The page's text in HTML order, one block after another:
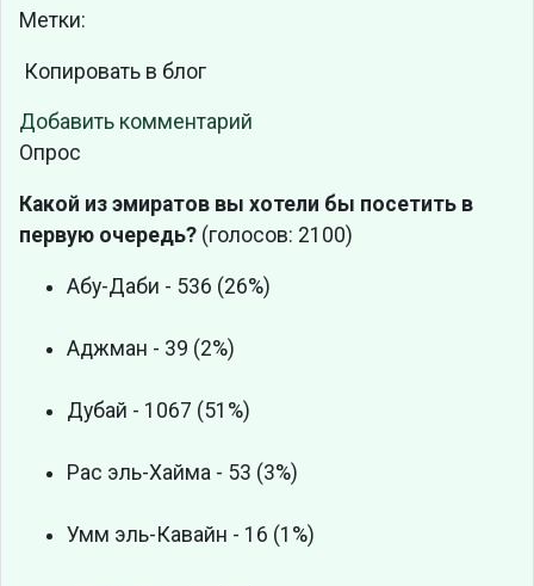
Метки:
Копировать в блог
Добавить комментарий
Опрос
Какой из эмиратов вы хотели бы посетить в
первую очередь? (голосов: 2100)
Абу-Даби - 536 (26%)
Аджман - 39 (2%)
Дубай - 1067 (51%)
Рас эль-Хайма - 53 (3%)
Умм эль-Кавайн - 16 (1%)